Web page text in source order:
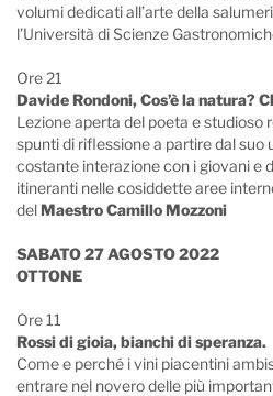
volumi dedicati all’arte della
l’Università di Scienze
Ore 21
Davide Rondoni, Cos’è la natura?
Lezione aperta del poeta e studioso
spunti di riflessione a partire dal suo
costante interazione con i giovani e
itineranti nelle cosiddette aree
delMaestro Camillo Mozzoni
SABATO 27 AGOSTO 2022
OTTONE
Ore 11
Rossi di gioia, bianchi di speranza.
Come e perché i vini piacentini
entrare nel novero delle più